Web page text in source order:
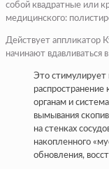
собой квадратные или
медицинского:
Действует аппликатор
начинают вдавливаться
Это стимулирует
органам и
вымывания
на стенках
накопленного
обновления,